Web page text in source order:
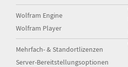
Wolfram Engine
Wolfram Player
Mehrfach- & Standortlizenzen
Server-Bereitstellungsoptionen